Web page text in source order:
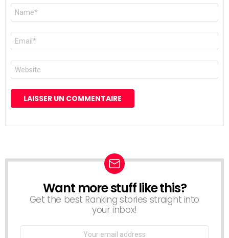
Nom
E-
mail
*
Site
web
NEWSLETTER
Want more stuff like this?
Get the best Ranking stories straight into
your inbox!